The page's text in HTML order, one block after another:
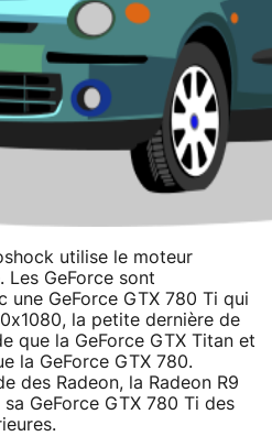
utilise le moteur
Les GeForce sont
une GeForce GTX 780 Ti qui
la petite dernière de
que la GeForce GTX Titan et
la GeForce GTX 780.
des Radeon, la Radeon R9
GeForce GTX 780 Ti des